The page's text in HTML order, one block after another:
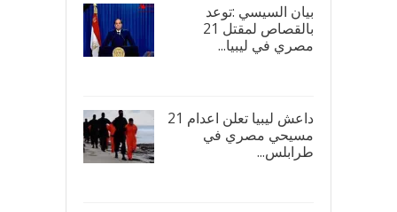
بيان السيسي :توعد
بالقصاص لمقتل 21
مصري في ليبيا...
داعش ليبيا تعلن اعدام 21
مسيحي مصري في
طرابلس...